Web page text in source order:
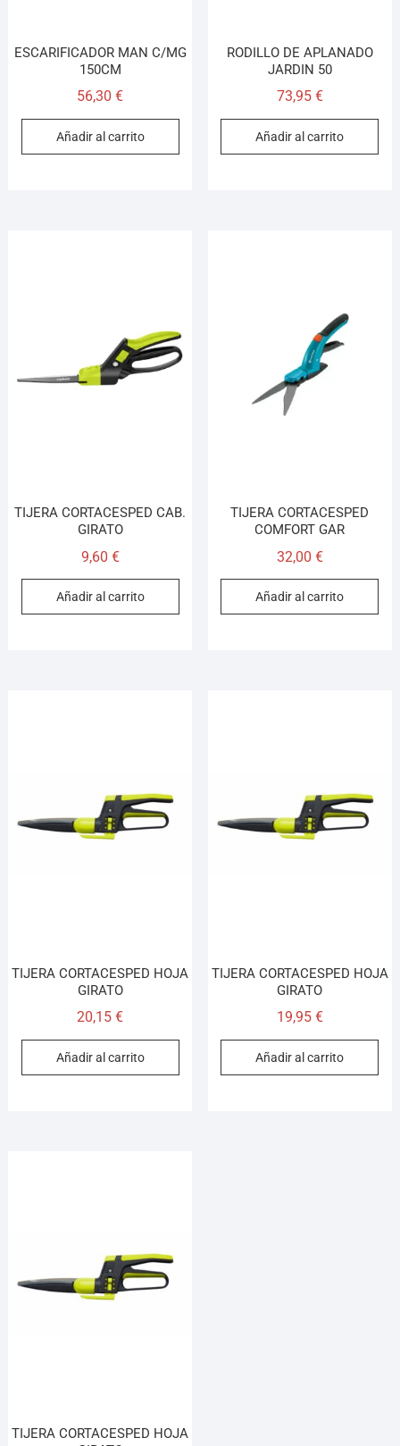
ESCARIFICADOR MAN C/MG
150CM
56,30€
Añadir al carrito
RODILLO DE APLANADO
JARDIN 50
73,95 €
Añadir al carrito
TIJERA CORTACESPED CAB.
GIRATO
9,60 €
Añadir al carrito
TIJERA CORTACESPED
COMFORT GAR
32,00 €
Añadir al carrito
TIJERA CORTACESPED HOJA
GIRATO
20,15€
Añadir al carrito
TIJERA CORTACESPED HOJA
GIRATO
19,95 €
Añadir al carrito
TIJERA CORTACESPED HOJA